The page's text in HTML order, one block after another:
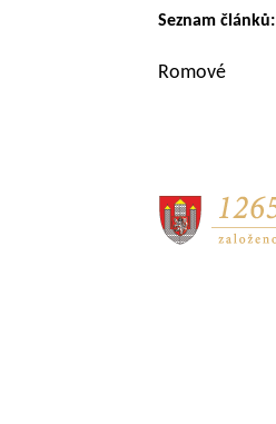
Seznam článků:
Romové